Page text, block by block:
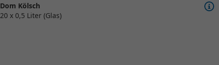
Dom Kölsch
20 x 0,5 Liter (Glas)